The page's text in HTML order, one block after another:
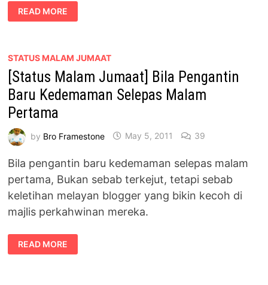
LUAHAN
HATI
SEORANG
–
KE
CERITA
PASAL
ANAK
DEKAT
BLOG
READ MORE
STATUS MALAM JUMAAT
[Status Malam Jumaat] Bila Pengantin
Baru Kedemaman Selepas Malam
Pertama
by Bro Framestone May 5, 2011 39
Bila pengantin baru kedemaman selepas malam
pertama, Bukan sebab terkejut, tetapi sebab
keletihan melayan blogger yang bikin kecoh di
majlis perkahwinan mereka.
[STATUS
MALAM
JUMAAT]
READ MORE